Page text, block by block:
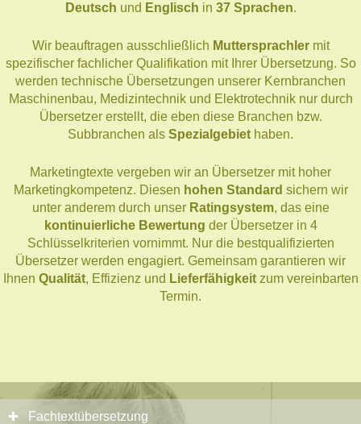
Deutsch und Englisch in 37 Sprachen.
Wir beauftragen ausschließlich Muttersprachlermit
spezifischer fachlicher Qualifikation mit Ihrer Übersetzung. So
werden technische Übersetzungen unserer Kernbranchen
Maschinenbau, Medizintechnik und Elektrotechnik nur durch
Übersetzer erstellt, die eben diese Branchen bzw.
Subbranchen als Spezialgebiet haben.
Marketingtexte vergeben wir an Übersetzer mit hoher
Marketingkompetenz. Diesen hohen Standard sichern wir
unter anderem durch unser Ratingsystem, das eine
kontinuierliche Bewertung der Übersetzer in 4
Schlüsselkriterien vornimmt. Nur die bestqualifizierten
Übersetzer werden engagiert. Gemeinsam garantieren wir
Ihnen Qualität, Effizienz und Lieferfähigkeitzum vereinbarten
Termin.
Fachtextübersetzung